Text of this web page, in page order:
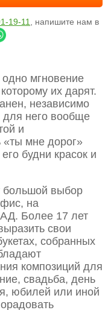
19-11
, напишите нам в
мгновение
их дарят.
независимо
для него вообще
и
«ты мне дорог»
будни красок и
большой выбор
на
Более 17 лет
свои
собранных
композиций для
свадьба, день
юбилей или иной